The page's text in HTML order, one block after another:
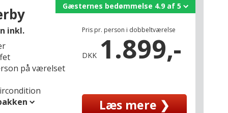
inkl.
på værelset
Pris pr. person i dobbeltværelse
DKK 1.899,-
Læs mere ❯
Gæsternes bedømmelse 4.9 af 5